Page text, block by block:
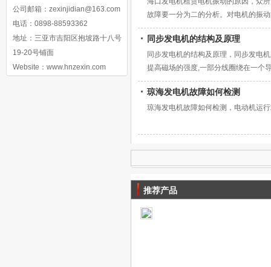
公司邮箱： zexinjidian@163.com
电话：0898-88593362
地址：三亚市吉阳区抱坡路十八号
19-20号铺面
Website：www.hnzexin.com
故障要一分为二的分析。对电机的振
原因引起的。
同步发电机的结构及原理
同步发电机的结构及原理，同步发电
提高磁场的强度,一部分线圈绕在一个
琼海发电机故障如何检测
琼海发电机故障如何检测，电动机运
推荐产品